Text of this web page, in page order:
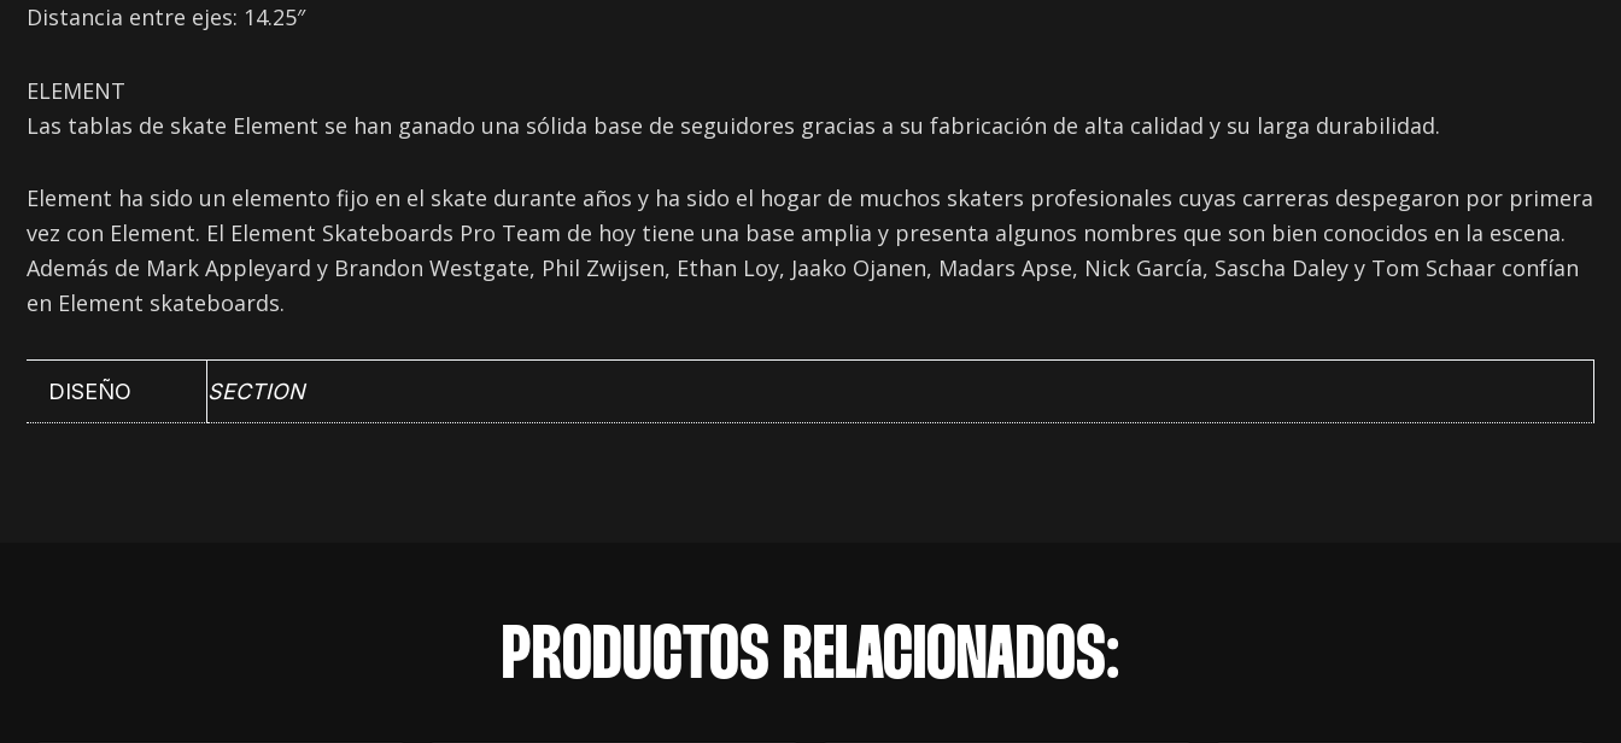
Distancia entre ejes: 14.25″
ELEMENT
Las tablas de skate Element se han ganado una sólida base de seguidores gracias a su fabricación de alta calidad y su larga durabilidad.
Element ha sido un elemento fijo en el skate durante años y ha sido el hogar de muchos skaters profesionales cuyas carreras despegaron por primera
vez con Element. El Element Skateboards Pro Team de hoy tiene una base amplia y presenta algunos nombres que son bien conocidos en la escena.
Además de Mark Appleyard y Brandon Westgate, Phil Zwijsen, Ethan Loy, Jaako Ojanen, Madars Apse, Nick García, Sascha Daley y Tom Schaar confían
en Element skateboards.
DISEÑO SECTION
PRODUCTOS RELACIONADOS: